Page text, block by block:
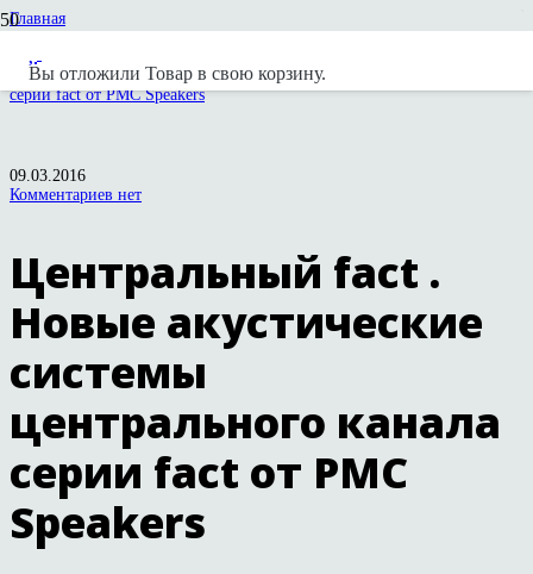
Вы отложили Товар в свою корзину.
Главная
Новости вендоров
Центральный fact . Новые акустические системы центрального канала
серии fact от PMC Speakers
09.03.2016
Комментариев нет
Центральный fact .
Новые акустические
системы
центрального канала
серии fact от PMC
Speakers